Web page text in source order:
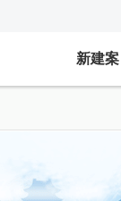
新建案